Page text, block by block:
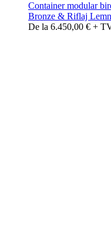
Container modular
Bronze & Riflaj Lemn
De la 6.450,00 € +